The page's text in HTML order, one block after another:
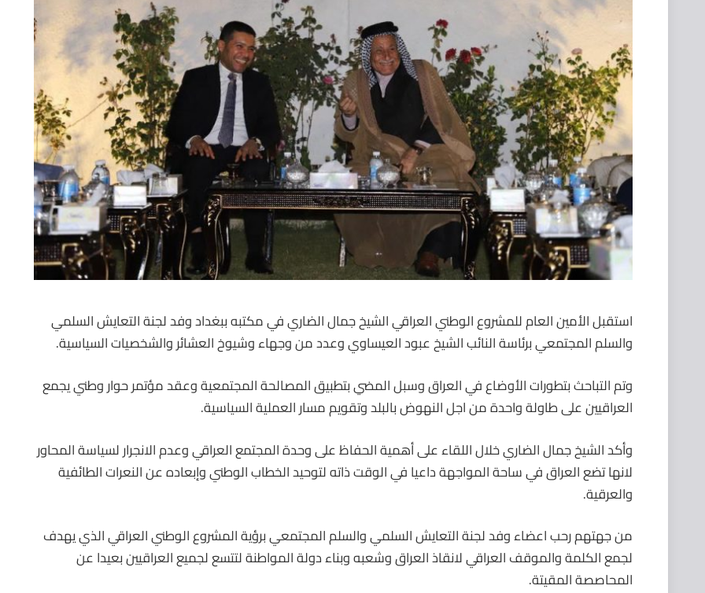
استقبل الأمين العام للمشروع الوطني العراقي الشيخ جمال الضاري في مكتبه ببغداد وفد لجنة التعايش السلمي
والسلم المجتمعي برئاسة النائب الشيخ عبود العيساوي وعدد من وجهاء وشيوخ العشائر والشخصيات السياسية.
وتم التباحث بتطورات الأوضاع في العراق وسبل المضي بتطبيق المصالحة المجتمعية وعقد مؤتمر حوار وطني يجمع
العراقيين على طاولة واحدة من اجل النهوض بالبلد وتقويم مسار العملية السياسية.
وأكد الشيخ جمال الضاري خلال اللقاء على أهمية الحفاظ على وحدة المجتمع العراقي وعدم الانجرار لسياسة المحاور
لانها تضع العراق في ساحة المواجهة داعيا في الوقت ذاته لتوحيد الخطاب الوطني وإبعاده عن النعرات الطائفية
والعرقية.
من جهتهم رحب اعضاء وفد لجنة التعايش السلمي والسلم المجتمعي برؤية المشروع الوطني العراقي الذي يهدف
لجمع الكلمة والموقف العراقي لانقاذ العراق وشعبه وبناء دولة المواطنة لتتسع لجميع العراقيين بعيدا عن
المحاصصة المقيتة.